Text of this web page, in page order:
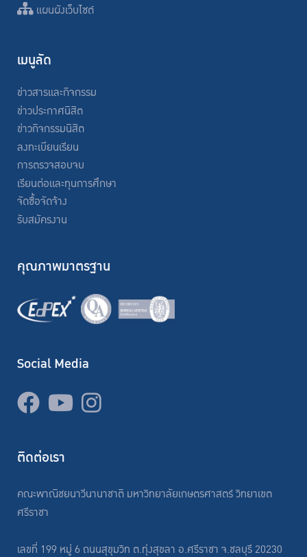
แผนผังเว็บไซต์
เมนูลัด
ข่าวสารและกิจกรรม
ข่าวประกาศนิสิต
ข่าวกิจกรรมนิสิต
ลงทะเบียนเรียน
การตรวจสอบจบ
เรียนต่อและทุนการศึกษา
จัดซื้อจัดจ้าง
รับสมัครงาน
คุณภาพมาตรฐาน
Social Media
ติดต่อเรา
คณะพาณิชยนาวีนานาชาติ มหาวิทยาลัยเกษตรศาสตร์ วิทยาเขต
ศรีราชา
เลขที่ 199 หมู่ 6 ถนนสุขุมวิท ต.ทุ่งสุขลา อ.ศรีราชา จ.ชลบุรี 20230